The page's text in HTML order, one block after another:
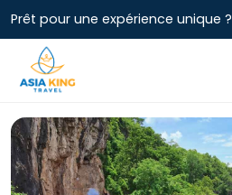
Prêt pour une expérience unique ?